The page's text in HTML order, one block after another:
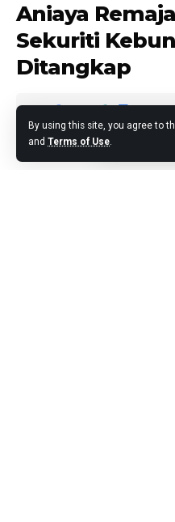
By using this site, you agree to
and Terms of Use.
Aniaya
Sekuriti
Ditangkap
Editor Published